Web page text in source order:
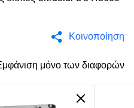
Κοινοποίηση
μόνο των διαφορών